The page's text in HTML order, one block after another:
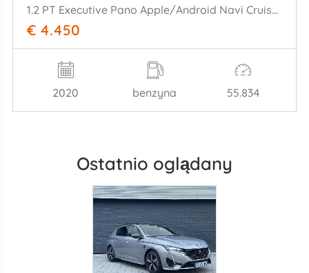
1.2 PT Executive Pano Apple/Android Navi Cruise AHK 55.834 km!
€ 4.450
2020 benzyna 55.834
Ostatnio oglądany